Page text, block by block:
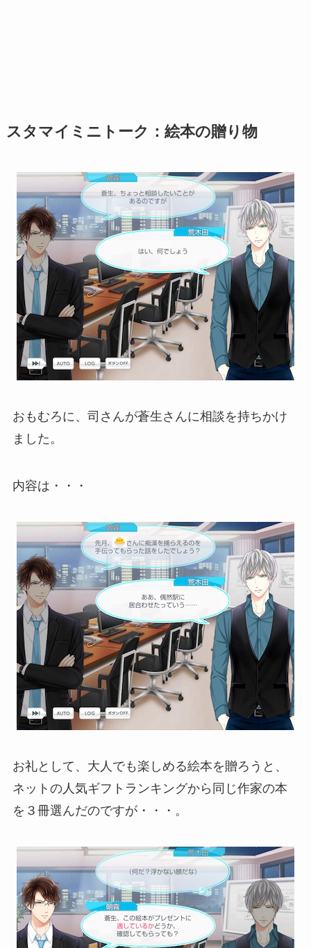
スタマイミニトーク：絵本の贈り物
おもむろに、司さんが蒼生さんに相談を持ちかけ
ました。
内容は・・・
お礼として、大人でも楽しめる絵本を贈ろうと、
ネットの人気ギフトランキングから同じ作家の本
を３冊選んだのですが・・・。